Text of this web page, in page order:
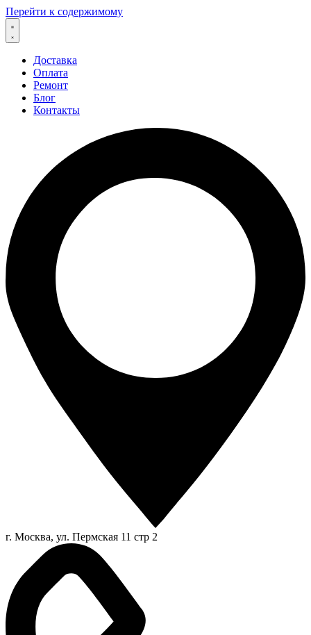
Перейти к содержимому
Доставка
Оплата
Ремонт
Блог
Контакты
г. Москва, ул. Пермская 11 стр 2